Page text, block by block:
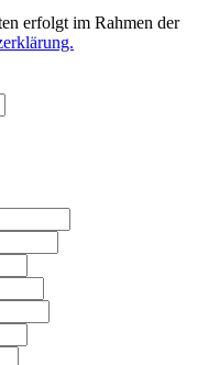
erfolgt im Rahmen der